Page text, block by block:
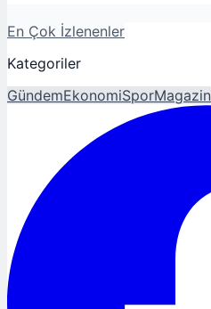
En Çok İzlenenler
Kategoriler
GündemEkonomiSporMagazin